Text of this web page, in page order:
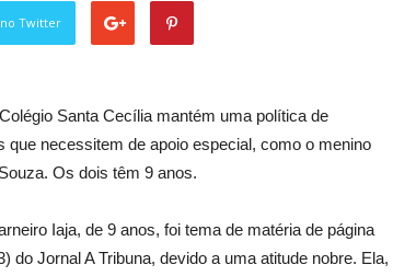
Twitter
Santa Cecília mantém uma política de
necessitem de apoio especial, como o menino
Os dois têm 9 anos.
Iaja, de 9 anos, foi tema de matéria de página
do Jornal A Tribuna, devido a uma atitude nobre. Ela,